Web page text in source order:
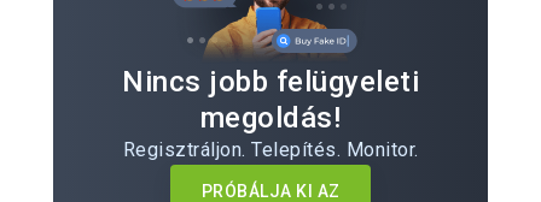
Nincs jobb felügyeleti
megoldás!
Regisztráljon. Telepítés. Monitor.
PRÓBÁLJA KI AZ